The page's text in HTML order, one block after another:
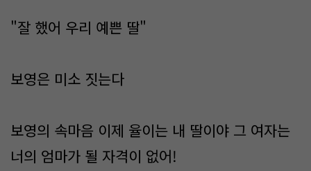
"잘 했어 우리 예쁜 딸"
보영은 미소 짓는다
보영의 속마음 이제 율이는 내 딸이야 그 여자는
너의 엄마가 될 자격이 없어!